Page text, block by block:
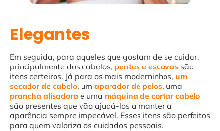
Elegantes
Em seguida, para aqueles que gostam de se cuidar,
principalmente dos cabelos, pentes e escovas são
itens certeiros. Já para os mais moderninhos, um
secador de cabelo, um aparador de pelos, uma
prancha alisadora e uma máquina de cortar cabelo
são presentes que vão ajudá-los a manter a
aparência sempre impecável. Esses itens são perfeitos
para quem valoriza os cuidados pessoais.